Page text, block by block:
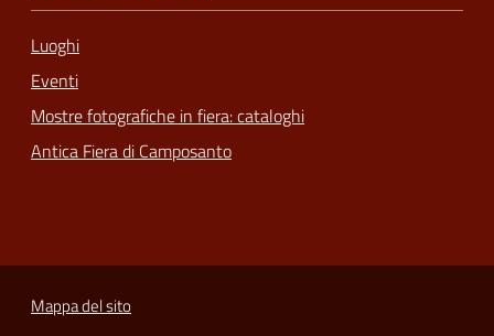
Luoghi
Eventi
Mostre fotografiche in fiera: cataloghi
Antica Fiera di Camposanto
Mappa del sito